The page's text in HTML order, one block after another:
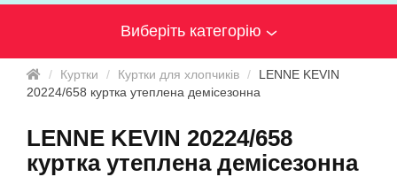
Виберіть категорію
Куртки Куртки для хлопчиків
LENNE KEVIN
20224/658 куртка утеплена демісезонна
LENNE KEVIN 20224/658
куртка утеплена демісезонна